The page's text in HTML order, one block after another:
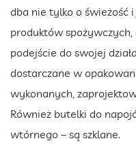
dba nie tylko o świeżość
produktów
podejście do swojej
dostarczane w
wykonanych,
Również butelki do
wtórnego – są szklane.